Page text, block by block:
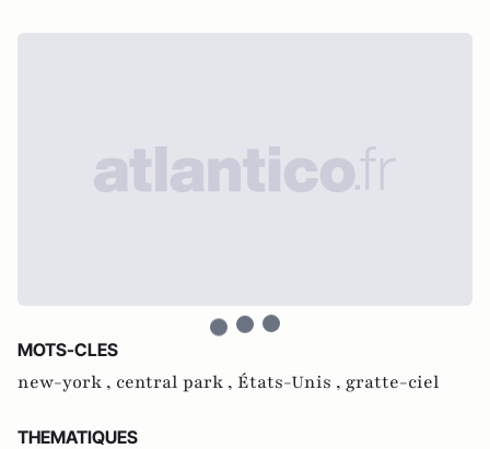
MOTS-CLES
new-york , central park , États-Unis , gratte-ciel
THEMATIQUES